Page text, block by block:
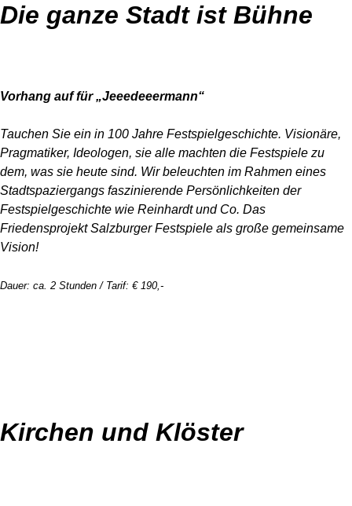
Die ganze Stadt ist Bühne
Vorhang auf für „Jeeedeeermann“
Tauchen Sie ein in 100 Jahre Festspielgeschichte. Visionäre,
Pragmatiker, Ideologen, sie alle machten die Festspiele zu
dem, was sie heute sind. Wir beleuchten im Rahmen eines
Stadtspaziergangs faszinierende Persönlichkeiten der
Festspielgeschichte wie Reinhardt und Co. Das
Friedensprojekt Salzburger Festspiele als große gemeinsame
Vision!
Dauer: ca. 2 Stunden / Tarif: € 190,-
Kirchen und Klöster